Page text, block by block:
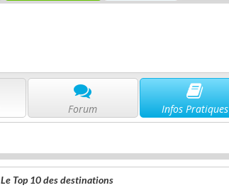
Forum Infos Pratiques
Le Top 10 des destinations